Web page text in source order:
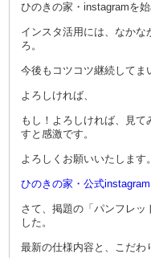
ひのきの家・instagramを
インスタ活用には、なか
ろ。
今後もコツコツ継続してま
よろしければ、
もし！よろしければ、見て
すと感激です。
よろしくお願いいたします。
ひのきの家・公式instagram
さて、掲題の「パンフレッ
した。
最新の仕様内容と、こだわ